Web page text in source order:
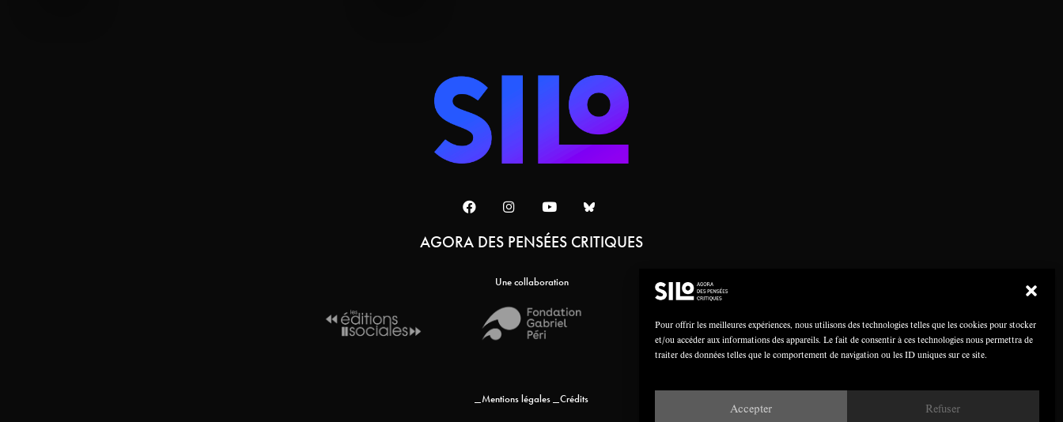
Pour offrir les meilleures expériences, nous utilisons des technologies telles que les cookies pour stocker
et/ou accéder aux informations des appareils. Le fait de consentir à ces technologies nous permettra de
traiter des données telles que le comportement de navigation ou les ID uniques sur ce site.
Accepter Refuser
AGORA DES PENSÉES CRITIQUES
Une collaboration
Mentions légales Crédits